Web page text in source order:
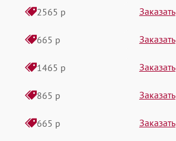
2565 р Заказать
665 р Заказать
1465 р Заказать
865 р Заказать
665 р Заказать